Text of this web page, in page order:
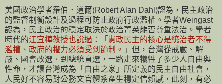
美國政治學者羅伯．道爾(Robert Alan Dahl)認為，民主政治
的監督制衡設計及過程可防止政府行政濫權。學者Weingast
認為，民主政治的穩定取決於政治菁英能否尊重法治。學者
時代的江宜樺教授也說過：「憲政民主的核心是統治者不得
濫權、政府的權力必須受到節制。 」但，台灣從戒嚴、解
嚴、國會改選、到總統直選，一路走來犧牲了多少人自由與
性命，才讓台灣成為「自由之家」所定義的民主自由社會，
人民好不容易對公務文官體系產生穩定信賴感，此刻，有必